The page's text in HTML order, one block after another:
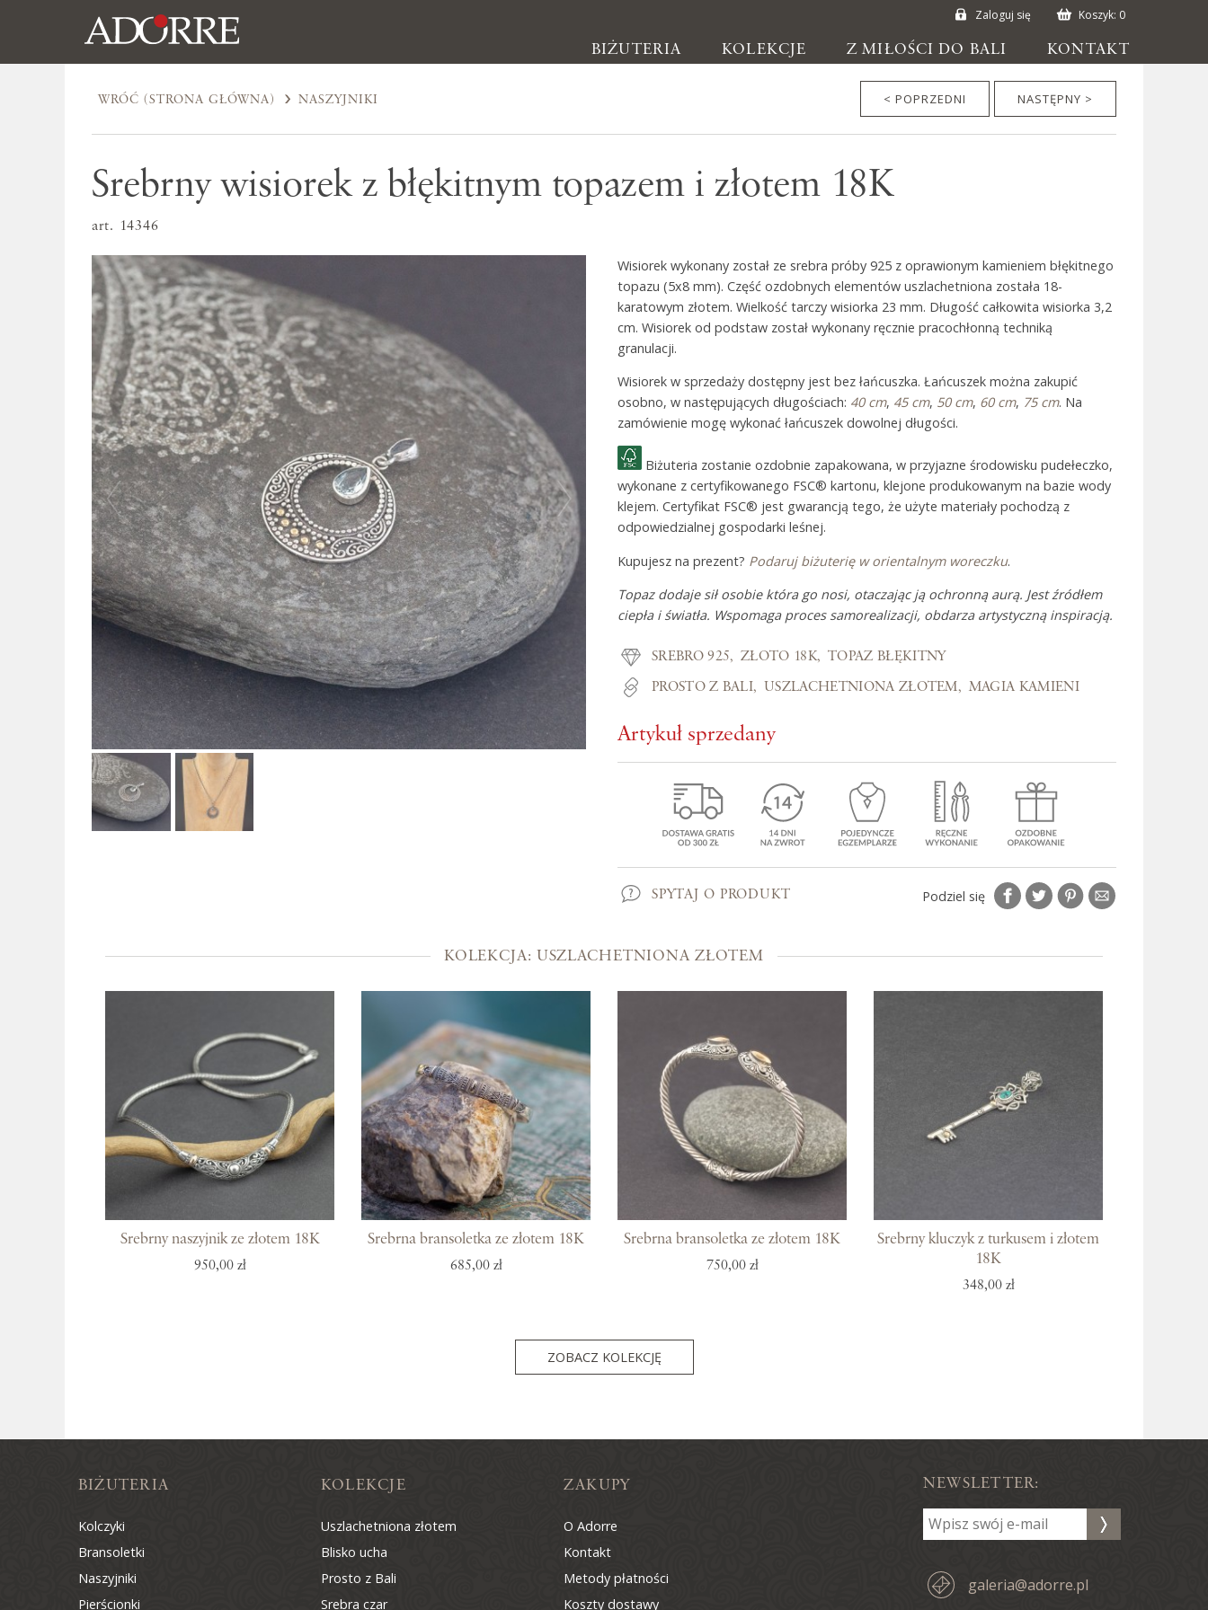
Zaloguj się Koszyk: 0
BIŻUTERIA KOLEKCJE Z MIŁOŚCI DO BALI KONTAKT
Biżuteria
Kolczyki
Pierścionki
Broszki
Inne
Z miłości do Bali
O Adorre
Jak to się zaczęło?
Wyspa pełna inspiracji
Kolekcje
Prosto z Bali
Blisko ucha
Srebra czar
Magia kamieni
Woreczki na biżuterię
Bony podarunkowe
WRÓĆ (STRONA GŁÓWNA) NASZYJNIKI < POPRZEDNI NASTĘPNY >
Srebrny wisiorek z błękitnym topazem i złotem 18K
art. 14346
Wisiorek wykonany został ze srebra próby 925 z oprawionym kamieniem błękitnego
topazu (5x8 mm). Część ozdobnych elementów uszlachetniona została 18-
karatowym złotem. Wielkość tarczy wisiorka 23 mm. Długość całkowita wisiorka 3,2
cm. Wisiorek od podstaw został wykonany ręcznie pracochłonną techniką
granulacji.
Wisiorek w sprzedaży dostępny jest bez łańcuszka. Łańcuszek można zakupić
osobno, w następujących długościach: 40 cm, 45 cm, 50 cm, 60 cm, 75 cm. Na
zamówienie mogę wykonać łańcuszek dowolnej długości.
Biżuteria zostanie ozdobnie zapakowana, w przyjazne środowisku pudełeczko,
wykonane z certyfikowanego FSC® kartonu, klejone produkowanym na bazie wody
klejem. Certyfikat FSC® jest gwarancją tego, że użyte materiały pochodzą z
odpowiedzialnej gospodarki leśnej.
Kupujesz na prezent? Podaruj biżuterię w orientalnym woreczku.
Topaz dodaje sił osobie która go nosi, otaczając ją ochronną aurą. Jest źródłem
ciepła i światła. Wspomaga proces samorealizacji, obdarza artystyczną inspiracją.
SREBRO 925 ZŁOTO 18K TOPAZ BŁĘKITNY
PROSTO Z BALI USZLACHETNIONA ZŁOTEM MAGIA KAMIENI
Artykuł sprzedany
SPYTAJ O PRODUKT Podziel się
KOLEKCJA: USZLACHETNIONA ZŁOTEM
Srebrny naszyjnik ze złotem 18K
950,00 zł
Srebrna bransoletka ze złotem 18K
685,00 zł
Srebrna bransoletka ze złotem 18K
750,00 zł
Srebrny kluczyk z turkusem i złotem
18K
348,00 zł
ZOBACZ KOLEKCJĘ
NEWSLETTER:
galeria@adorre.pl
BIŻUTERIA
Kolczyki
Bransoletki
Naszyjniki
Pierścionki
KOLEKCJE
Uszlachetniona złotem
Blisko ucha
Prosto z Bali
Srebra czar
ZAKUPY
O Adorre
Kontakt
Metody płatności
Koszty dostawy